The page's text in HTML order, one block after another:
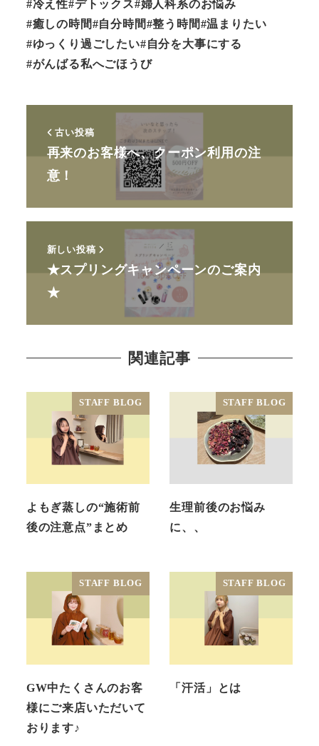
#冷え性#デトックス#婦人科系のお悩み
#癒しの時間#自分時間#整う時間#温まりたい
#ゆっくり過ごしたい#自分を大事にする
#がんばる私へごほうび
古い投稿
再来のお客様へ、クーポン利用の注
意！
新しい投稿
★スプリングキャンペーンのご案内
★
関連記事
STAFF BLOG
よもぎ蒸しの“施術前
後の注意点”まとめ
STAFF BLOG
生理前後のお悩み
に、、
STAFF BLOG
GW中たくさんのお客
様にご来店いただいて
おります♪
STAFF BLOG
「汗活」とは